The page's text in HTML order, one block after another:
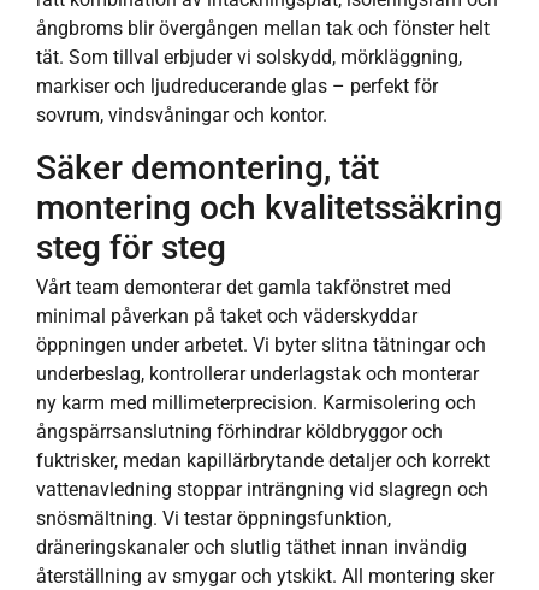
ångbroms blir övergången mellan tak och fönster helt
tät. Som tillval erbjuder vi solskydd, mörkläggning,
markiser och ljudreducerande glas – perfekt för
sovrum, vindsvåningar och kontor.
Säker demontering, tät
montering och kvalitetssäkring
steg för steg
Vårt team demonterar det gamla takfönstret med
minimal påverkan på taket och väderskyddar
öppningen under arbetet. Vi byter slitna tätningar och
underbeslag, kontrollerar underlagstak och monterar
ny karm med millimeterprecision. Karmisolering och
ångspärrsanslutning förhindrar köldbryggor och
fuktrisker, medan kapillärbrytande detaljer och korrekt
vattenavledning stoppar inträngning vid slagregn och
snösmältning. Vi testar öppningsfunktion,
dräneringskanaler och slutlig täthet innan invändig
återställning av smygar och ytskikt. All montering sker